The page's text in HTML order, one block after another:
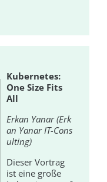
Kubernetes:
One Size Fits
All
Erkan Yanar (Erk
an Yanar IT-Cons
ulting)
Dieser Vortrag
ist eine große